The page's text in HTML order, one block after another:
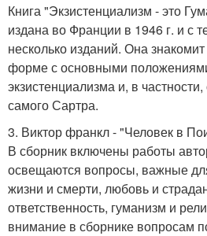
Книга "Экзистенциализм - это
издана во Франции в 1946 г. и с
несколько изданий. Она
форме с основными
экзистенциализма и, в
самого Сартра.
3. Виктор франкл - "Человек в
В сборник включены работы
освещаются вопросы, важные
жизни и смерти, любовь и
ответственность, гуманизм и
внимание в сборнике вопросам